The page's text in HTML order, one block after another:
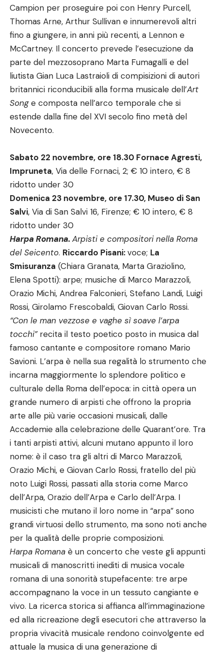
Campion per proseguire poi con Henry Purcell,
Thomas Arne, Arthur Sullivan e innumerevoli altri
fino a giungere, in anni più recenti, a Lennon e
McCartney. Il concerto prevede l’esecuzione da
parte del mezzosoprano Marta Fumagalli e del
liutista Gian Luca Lastraioli di compisizioni di autori
britannici riconducibili alla forma musicale dell’Art
Songe composta nell’arco temporale che si
estende dalla fine del XVI secolo fino metà del
Novecento.
Sabato 22 novembre, ore 18.30 Fornace Agresti,
Impruneta, Via delle Fornaci, 2; € 10 intero, € 8
ridotto under 30
Domenica 23 novembre, ore 17.30, Museo di San
Salvi, Via di San Salvi 16, Firenze; € 10 intero, € 8
ridotto under 30
Harpa Romana. Arpisti e compositori nella Roma
del Seicento. Riccardo Pisani:voce; La
Smisuranza (Chiara Granata, Marta Graziolino,
Elena Spotti): arpe; musiche di Marco Marazzoli,
Orazio Michi, Andrea Falconieri, Stefano Landi, Luigi
Rossi, Girolamo Frescobaldi, Giovan Carlo Rossi.
“Con le man vezzose e vaghe sì soave l’arpa
tocchi” recita il testo poetico posto in musica dal
famoso cantante e compositore romano Mario
Savioni. L’arpa è nella sua regalità lo strumento che
incarna maggiormente lo splendore politico e
culturale della Roma dell’epoca: in città opera un
grande numero di arpisti che offrono la propria
arte alle più varie occasioni musicali, dalle
Accademie alla celebrazione delle Quarant’ore. Tra
i tanti arpisti attivi, alcuni mutano appunto il loro
nome: è il caso tra gli altri di Marco Marazzoli,
Orazio Michi, e Giovan Carlo Rossi, fratello del più
noto Luigi Rossi, passati alla storia come Marco
dell’Arpa, Orazio dell’Arpa e Carlo dell’Arpa. I
musicisti che mutano il loro nome in “arpa” sono
grandi virtuosi dello strumento, ma sono noti anche
per la qualità delle proprie composizioni.
Harpa Romana è un concerto che veste gli appunti
musicali di manoscritti inediti di musica vocale
romana di una sonorità stupefacente: tre arpe
accompagnano la voce in un tessuto cangiante e
vivo. La ricerca storica si affianca all’immaginazione
ed alla ricreazione degli esecutori che attraverso la
propria vivacità musicale rendono coinvolgente ed
attuale la musica di una generazione di